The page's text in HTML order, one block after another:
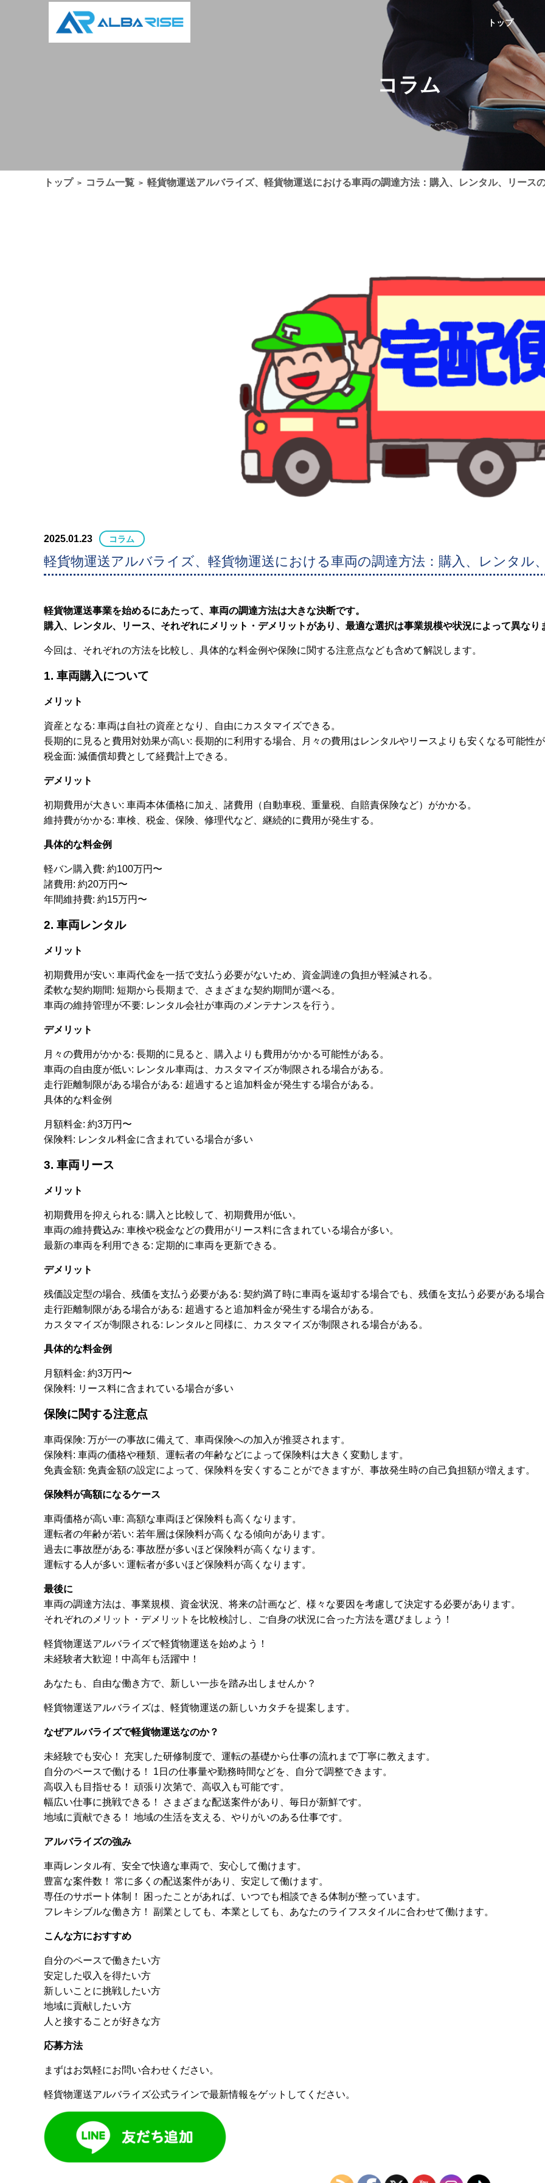
トップ
コラム
トップ > コラム一覧 > 軽貨物運送アルバライズ、軽貨物運送における車両の調達方法：購入、レンタル、リース
2025.01.23 コラム
軽貨物運送アルバライズ、軽貨物運送における車両の調達方法：購入、レンタル
軽貨物運送事業を始めるにあたって、車両の調達方法は大きな決断です。
購入、レンタル、リース、それぞれにメリット・デメリットがあり、最適な選択は事業規模や状況によって異なり
今回は、それぞれの方法を比較し、具体的な料金例や保険に関する注意点なども含めて解説します。
1. 車両購入について
メリット
資産となる: 車両は自社の資産となり、自由にカスタマイズできる。
長期的に見ると費用対効果が高い: 長期的に利用する場合、月々の費用はレンタルやリースよりも安くなる可能性が
税金面: 減価償却費として経費計上できる。
デメリット
初期費用が大きい: 車両本体価格に加え、諸費用（自動車税、重量税、自賠責保険など）がかかる。
維持費がかかる: 車検、税金、保険、修理代など、継続的に費用が発生する。
具体的な料金例
軽バン購入費: 約100万円〜
諸費用: 約20万円〜
年間維持費: 約15万円〜
2. 車両レンタル
メリット
初期費用が安い: 車両代金を一括で支払う必要がないため、資金調達の負担が軽減される。
柔軟な契約期間: 短期から長期まで、さまざまな契約期間が選べる。
車両の維持管理が不要: レンタル会社が車両のメンテナンスを行う。
デメリット
月々の費用がかかる: 長期的に見ると、購入よりも費用がかかる可能性がある。
車両の自由度が低い: レンタル車両は、カスタマイズが制限される場合がある。
走行距離制限がある場合がある: 超過すると追加料金が発生する場合がある。
具体的な料金例
月額料金: 約3万円〜
保険料: レンタル料金に含まれている場合が多い
3. 車両リース
メリット
初期費用を抑えられる: 購入と比較して、初期費用が低い。
車両の維持費込み: 車検や税金などの費用がリース料に含まれている場合が多い。
最新の車両を利用できる: 定期的に車両を更新できる。
デメリット
残価設定型の場合、残価を支払う必要がある: 契約満了時に車両を返却する場合でも、残価を支払う必要がある場合
走行距離制限がある場合がある: 超過すると追加料金が発生する場合がある。
カスタマイズが制限される: レンタルと同様に、カスタマイズが制限される場合がある。
具体的な料金例
月額料金: 約3万円〜
保険料: リース料に含まれている場合が多い
保険に関する注意点
車両保険: 万が一の事故に備えて、車両保険への加入が推奨されます。
保険料: 車両の価格や種類、運転者の年齢などによって保険料は大きく変動します。
免責金額: 免責金額の設定によって、保険料を安くすることができますが、事故発生時の自己負担額が増えます。
保険料が高額になるケース
車両価格が高い車: 高額な車両ほど保険料も高くなります。
運転者の年齢が若い: 若年層は保険料が高くなる傾向があります。
過去に事故歴がある: 事故歴が多いほど保険料が高くなります。
運転する人が多い: 運転者が多いほど保険料が高くなります。
最後に
車両の調達方法は、事業規模、資金状況、将来の計画など、様々な要因を考慮して決定する必要があります。
それぞれのメリット・デメリットを比較検討し、ご自身の状況に合った方法を選びましょう！
軽貨物運送アルバライズで軽貨物運送を始めよう！
未経験者大歓迎！中高年も活躍中！
あなたも、自由な働き方で、新しい一歩を踏み出しませんか？
軽貨物運送アルバライズは、軽貨物運送の新しいカタチを提案します。
なぜアルバライズで軽貨物運送なのか？
未経験でも安心！ 充実した研修制度で、運転の基礎から仕事の流れまで丁寧に教えます。
自分のペースで働ける！ 1日の仕事量や勤務時間などを、自分で調整できます。
高収入も目指せる！ 頑張り次第で、高収入も可能です。
幅広い仕事に挑戦できる！ さまざまな配送案件があり、毎日が新鮮です。
地域に貢献できる！ 地域の生活を支える、やりがいのある仕事です。
アルバライズの強み
車両レンタル有、安全で快適な車両で、安心して働けます。
豊富な案件数！ 常に多くの配送案件があり、安定して働けます。
専任のサポート体制！ 困ったことがあれば、いつでも相談できる体制が整っています。
フレキシブルな働き方！ 副業としても、本業としても、あなたのライフスタイルに合わせて働けます。
こんな方におすすめ
自分のペースで働きたい方
安定した収入を得たい方
新しいことに挑戦したい方
地域に貢献したい方
人と接することが好きな方
応募方法
まずはお気軽にお問い合わせください。
軽貨物運送アルバライズ公式ラインで最新情報をゲットしてください。